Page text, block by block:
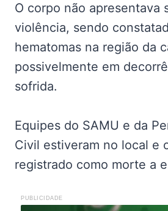
O corpo não apresentava
violência, sendo
hematomas na região da
possivelmente em
sofrida.
Equipes do SAMU e da
Civil estiveram no local e
registrado como morte a
PUBLICIDADE